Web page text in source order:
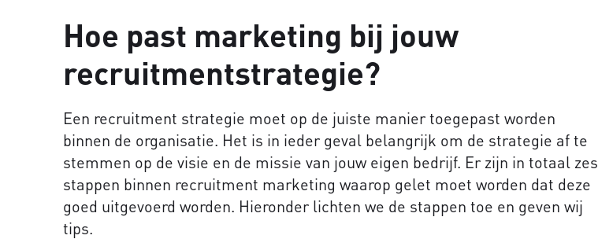
Hoe past marketing bij jouw
recruitmentstrategie?
Een recruitment strategie moet op de juiste manier toegepast worden
binnen de organisatie. Het is in ieder geval belangrijk om de strategie af te
stemmen op de visie en de missie van jouw eigen bedrijf. Er zijn in totaal zes
stappen binnen recruitment marketing waarop gelet moet worden dat deze
goed uitgevoerd worden. Hieronder lichten we de stappen toe en geven wij
tips.